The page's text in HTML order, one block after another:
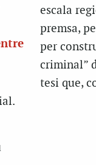
escala
premsa,
per
criminal”
tesi que,